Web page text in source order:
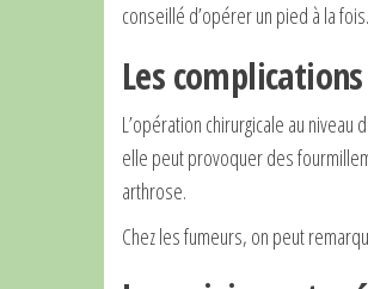
conseillé d’opérer un pied à la fois.
Les
L’opération chirurgicale au
elle peut provoquer des
arthrose.
Chez les fumeurs, on peut